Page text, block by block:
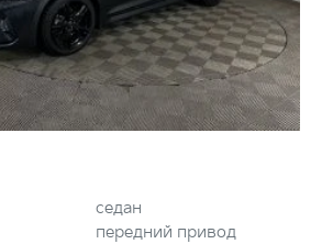
седан
передний привод